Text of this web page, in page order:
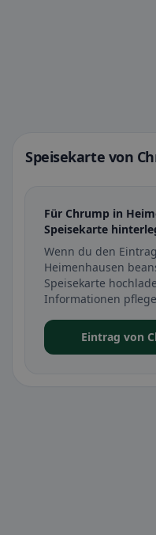
Speisekarte von
Für Chrump in
Speisekarte
Wenn du den
Heimenhausen
Speisekarte
Informationen
Eintrag von